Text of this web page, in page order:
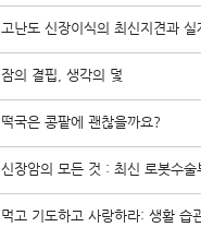
고난도 신장이식의 최신지견과 실
잠의 결핍, 생각의 덫
떡국은 콩팥에 괜찮을까요?